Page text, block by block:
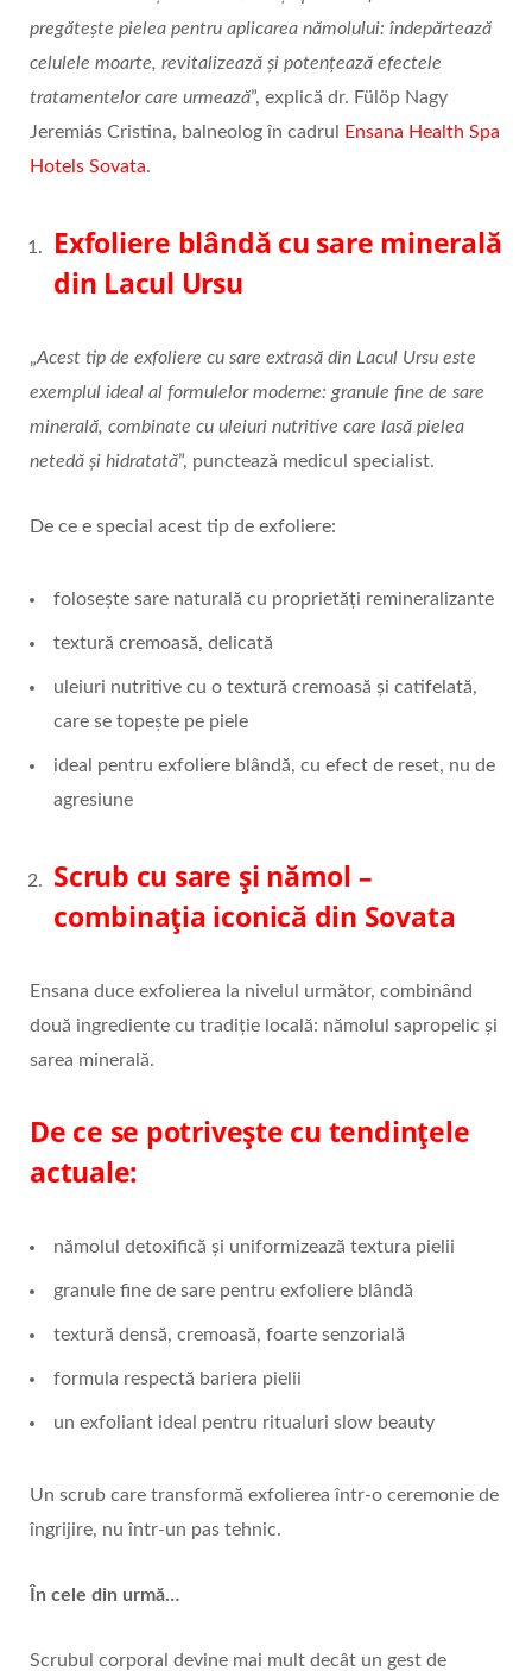
pregătește pielea pentru aplicarea nămolului: îndepărtează
celulele moarte, revitalizează și potențează efectele
tratamentelor care urmează”, explică dr. Fülöp Nagy
Jeremiás Cristina, balneolog în cadrul
Ensana Health Spa
Hotels Sovata.
Exfoliere blândă cu sare minerală
din Lacul Ursu
„Acest tip de exfoliere cu sare extrasă din Lacul Ursu este
exemplul ideal al formulelor moderne: granule fine de sare
minerală, combinate cu uleiuri nutritive care lasă pielea
netedă și hidratată”, punctează medicul specialist.
De ce e special acest tip de exfoliere:
folosește sare naturală cu proprietăți remineralizante
textură cremoasă, delicată
uleiuri nutritive cu o textură cremoasă și catifelată,
care se topește pe piele
ideal pentru exfoliere blândă, cu efect de reset, nu de
agresiune
Scrub cu sare și nămol –
combinația iconică din Sovata
Ensana duce exfolierea la nivelul următor, combinând
două ingrediente cu tradiție locală: nămolul sapropelic și
sarea minerală.
De ce se potrivește cu tendințele
actuale:
nămolul detoxifică și uniformizează textura pielii
granule fine de sare pentru exfoliere blândă
textură densă, cremoasă, foarte senzorială
formula respectă bariera pielii
un exfoliant ideal pentru ritualuri slow beauty
Un scrub care transformă exfolierea într‑o ceremonie de
îngrijire, nu într‑un pas tehnic.
În cele din urmă…
Scrubul corporal devine mai mult decât un gest de